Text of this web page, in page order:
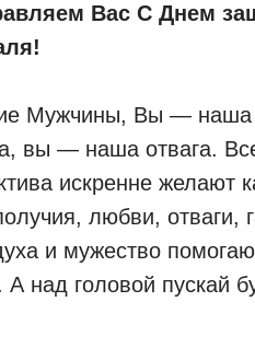
Вас С Днем
Мужчины, Вы —
вы — наша отвага.
искренне желают
любви, отваги,
и мужество
А над головой пускай